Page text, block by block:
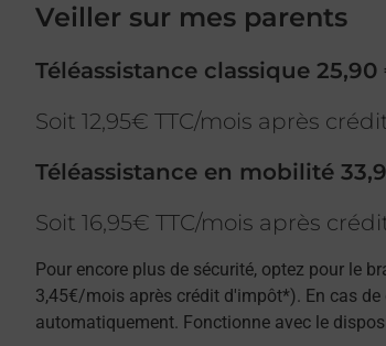
Veiller sur mes parents
Téléassistance classique
Soit 12,95€ TTC/mois après
Téléassistance en mobilité
Soit 16,95€ TTC/mois après
Pour encore plus de sécurité, optez pour le
3,45€/mois après crédit d'impôt*). En cas
automatiquement. Fonctionne avec le